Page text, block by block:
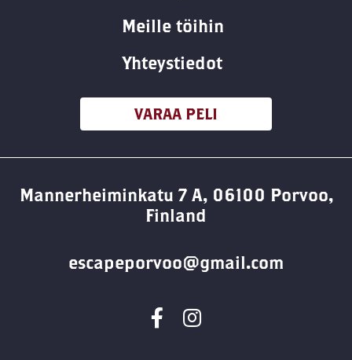
Meille töihin
Yhteystiedot
VARAA PELI
Mannerheiminkatu 7 A, 06100 Porvoo,
Finland
escapeporvoo@gmail.com